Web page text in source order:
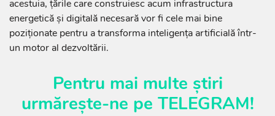
acestuia, țările care construiesc acum infrastructura
energetică și digitală necesară vor fi cele mai bine
poziționate pentru a transforma inteligența artificială într-
un motor al dezvoltării.
Pentru mai multe știri
urmărește-ne pe TELEGRAM!